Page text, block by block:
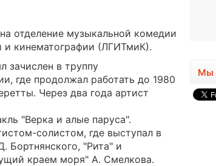
отделение музыкальной комедии
и кинематографии (ЛГИТмиК).
зачислен в труппу
где продолжал работать до 1980
Через два года артист
"Верка и алые паруса".
солистом, где выступал в
Бортнянского, "Рита" и
краем моря" А. Смелкова.
Мы